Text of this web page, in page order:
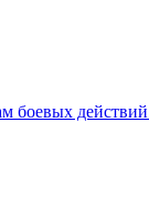
боевых